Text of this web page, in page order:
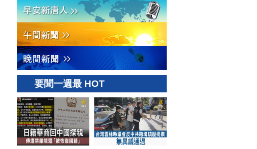
要聞一週最 HOT